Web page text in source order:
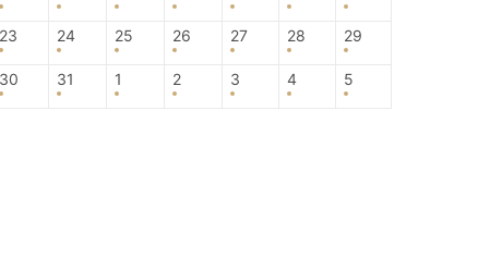
23 24 25 26 27 28 29
30 31 1 2 3 4 5